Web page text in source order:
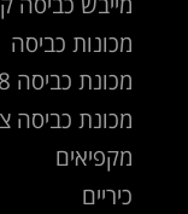
מכונות כביסה
מכונת כביסה 8 קילו
מכונת כביסה
מקפיאים
כיריים